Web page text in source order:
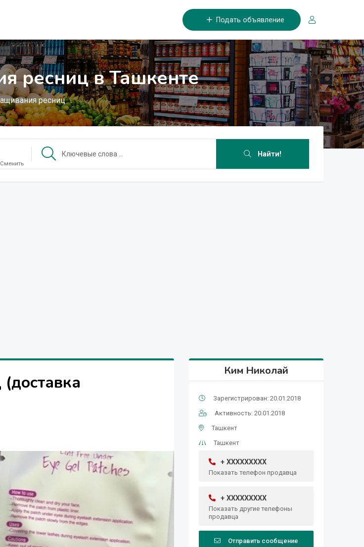
Подать объявление
ресниц в Ташкенте
ресниц
Сменить
Найти!
Ким Николай
Зарегистрирован: 20.01.2018
Активность: 20.01.2018
Ташкент
Ташкент
+ XXXXXXXXX
Показать телефон продавца
+ XXXXXXXXX
Показать другие телефоны
продавца
Отправить сообщение